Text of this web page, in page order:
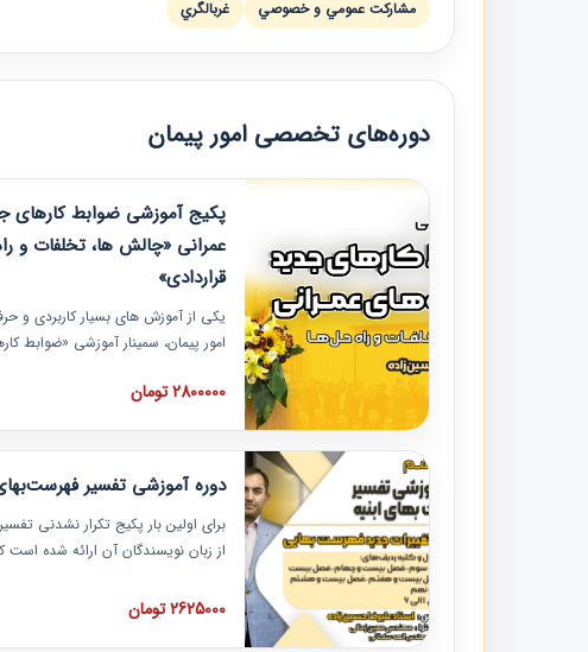
مشاركت عمومي و خصوصي غربالگري
دوره‌های تخصصی امور پیمان
پکیج آموزشی ضوابط کارهای
عمرانی «چالش ها، تخلفات و
قراردادی»
یکی از آموزش‏‏‏‏‏‏ های بسیار کاربردی و
امور پیمان، سمینار آموزشی «ضوابط
عمرانی» چالش ها، تخلفات و راه حل
در محل سندیکای شرکت های
به همراه تجربیات عملی ارائه شده
2800000 تومان
دوره آموزشی تفسیر
برای اولین بار پکیج تکرار نشدنی
از زبان نویسندگان آن ارائه شده
تصویری بوده و به همراه تصاویر
فهرست بها ارائه شده است. این دوره
2625000 تومان